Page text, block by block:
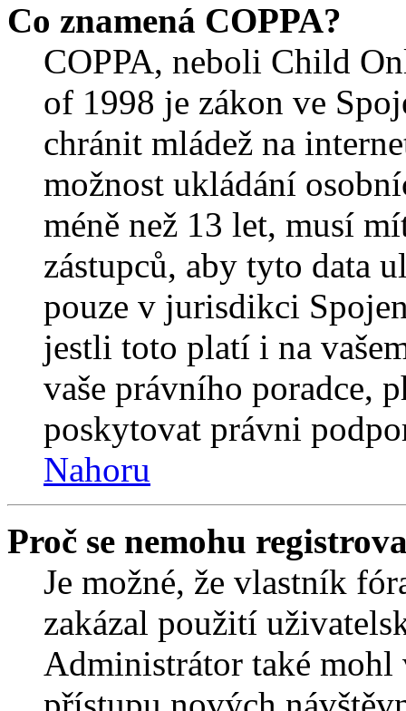
Co znamená COPPA?
COPPA, neboli Child
of 1998 je zákon ve
chránit mládež na
možnost ukládání
méně než 13 let, musí
zástupců, aby tyto data
pouze v jurisdikci
jestli toto platí i na
vaše právního poradce,
poskytovat právni
Nahoru
Proč se nemohu
Je možné, že vlastník
zakázal použití
Administrátor také mohl